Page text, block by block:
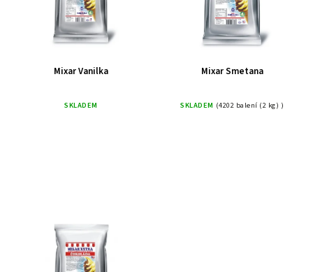
Mixar Vanilka
SKLADEM
Mixar Smetana
SKLADEM (4202 balení (2 kg) )